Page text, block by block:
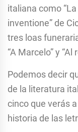
italiana como
inventione” de
tres loas
“A Marcelo” y “Al
Podemos decir
de la literatura
cinco que verás
historia de las